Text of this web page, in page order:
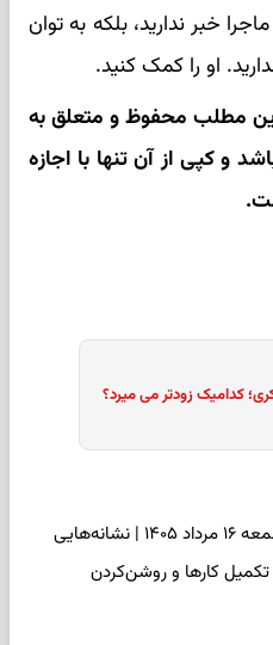
خبر ندارید، بلکه به توان
او را کمک کنید.
مطلب محفوظ و متعلق به
و کپی از آن تنها با اجازه
کدامیک زودتر می میرد؟
فال شمع امروز جمعه ۱۶ مرداد ۱۴۰۵ | نشانه‌هایی
کارها و روشن‌کردن